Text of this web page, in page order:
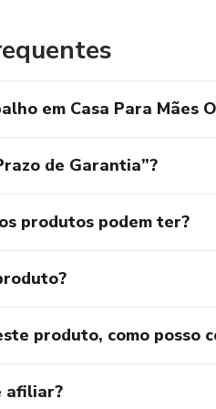
em Casa Para Mães
de Garantia”?
produtos podem ter?
produto, como posso
afiliar?